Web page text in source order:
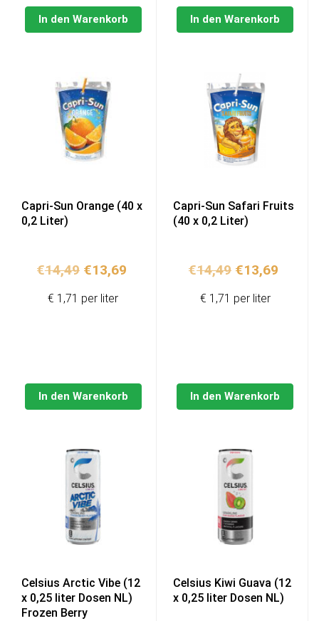
In den Warenkorb In den Warenkorb
Capri-Sun Orange (40 x
0,2 Liter)
€14,49 Ursprünglicher
war:
€13,69Aktueller
In den Warenkorb
€ 1,71 per liter
Capri-Sun Safari Fruits
(40 x 0,2 Liter)
€14,49
war:
€13,69
In den Warenkorb
€ 1,71 per liter
Celsius Arctic Vibe (12
x 0,25 liter Dosen NL)
Frozen Berry
Celsius Kiwi Guava (12
x 0,25 liter Dosen NL)